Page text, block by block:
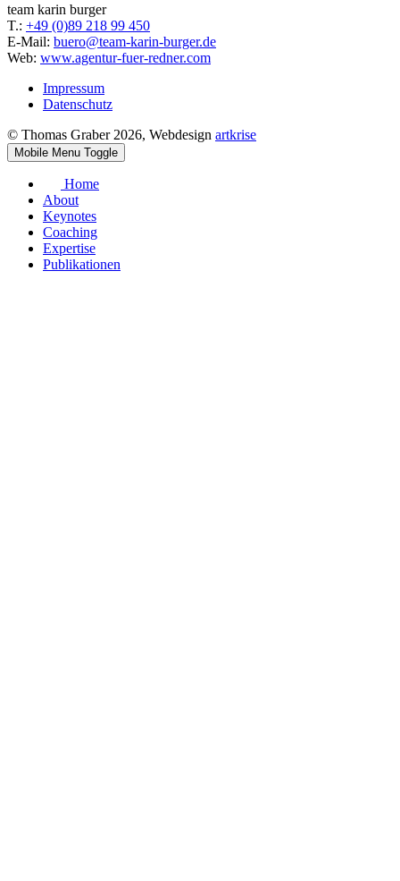
team karin burger
T.: +49 (0)89 218 99 450
E-Mail: buero@team-karin-burger.de
Web: www.agentur-fuer-redner.com
Impressum
Datenschutz
© Thomas Graber 2026, Webdesign artkrise
Mobile Menu Toggle
Home
About
Keynotes
Coaching
Expertise
Publikationen